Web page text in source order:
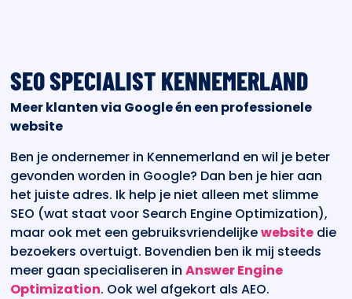
SEO SPECIALIST KENNEMERLAND
Meer klanten via Google én een professionele
website
Ben je ondernemer in Kennemerland en wil je beter
gevonden worden in Google? Dan ben je hier aan
het juiste adres. Ik help je niet alleen met slimme
SEO (wat staat voor Search Engine Optimization),
maar ook met een gebruiksvriendelijkewebsite die
bezoekers overtuigt. Bovendien ben ik mij steeds
meer gaan specialiseren inAnswer Engine
Optimization. Ook wel afgekort als AEO.